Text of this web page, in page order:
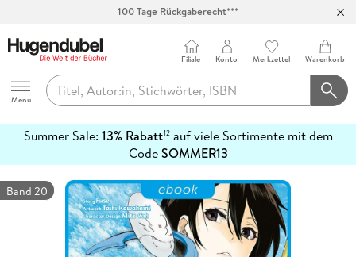
100 Tage Rückgaberecht***
Hugendubel
Menu
Filiale Konto Merkzettel Warenkorb
Summer Sale: 13% Rabatt12auf viele Sortimente mit dem
CodeSOMMER13
erfahren
Band 20